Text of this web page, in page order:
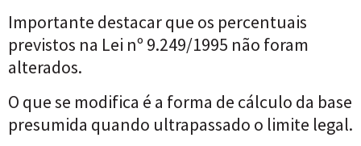
Importante destacar que os percentuais
previstos na Lei nº 9.249/1995 não foram
alterados.
O que se modifica é a forma de cálculo da base
presumida quando ultrapassado o limite legal.